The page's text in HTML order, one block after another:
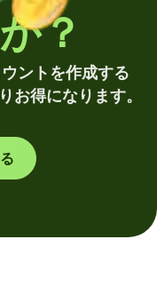
？
ントを作成する
お得になります。